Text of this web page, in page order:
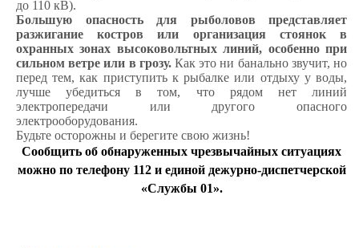
до 110 кВ).
Большую опасность для рыболовов представляет
разжигание костров или организация стоянок в
охранных зонах высоковольтных линий, особенно при
сильном ветре или в грозу. Как это ни банально звучит, но
перед тем, как приступить к рыбалке или отдыху у воды,
лучше убедиться в том, что рядом нет линий
электропередачи или другого опасного
электрооборудования.
Будьте осторожны и берегите свою жизнь!
Сообщить об обнаруженных чрезвычайных ситуациях
можно по телефону 112 и единой дежурно-диспетчерской
«Службы 01».